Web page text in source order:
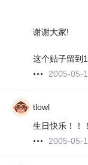
谢谢大家!
这个贴子留到
2005-05-
tlowl
生日快乐！！！
2005-05-